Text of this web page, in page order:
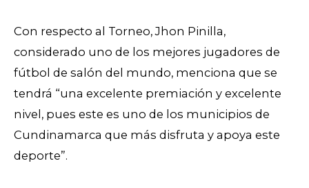
Con respecto al Torneo, Jhon Pinilla,
considerado uno de los mejores jugadores de
fútbol de salón del mundo, menciona que se
tendrá “una excelente premiación y excelente
nivel, pues este es uno de los municipios de
Cundinamarca que más disfruta y apoya este
deporte”.